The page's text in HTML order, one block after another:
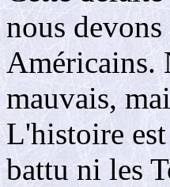
nous
Américains.
mauvais,
L'histoire
battu ni les